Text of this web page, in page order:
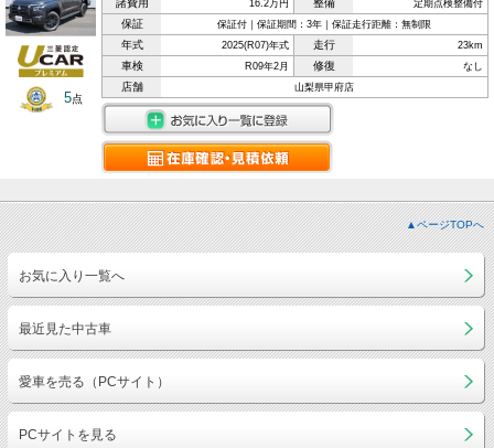
5点
諸費用 16.2万円 整備 定期点検整備付
保証 保証付｜保証期間：3年｜保証走行距離：無制限
年式 2025(R07)年式 走行 23km
車検 R09年2月 修復 なし
店舗 山梨県甲府店
▲ページTOPへ
お気に入り一覧へ
最近見た中古車
愛車を売る（PCサイト）
PCサイトを見る